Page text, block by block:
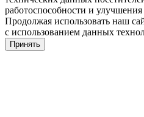
работоспособности и
Продолжая использовать наш
с использованием данных
Принять